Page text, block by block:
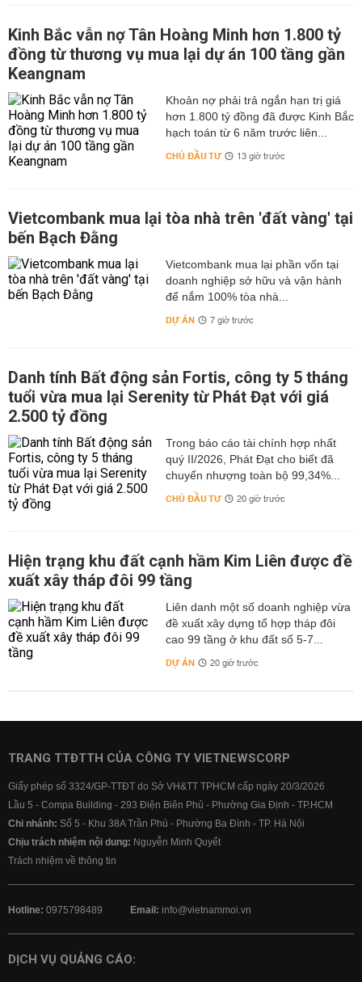
Kinh Bắc vẫn nợ Tân Hoàng Minh hơn 1.800 tỷ
đồng từ thương vụ mua lại dự án 100 tầng gần
Keangnam
hơn 1.800 tỷ đồng đã được Kinh Bắc
hạch toán từ 6 năm trước liên...
CHỦ ĐẦU TƯ 13 giờ trước
Vietcombank mua lại tòa nhà trên 'đất vàng' tại
bến Bạch Đằng
Vietcombank mua lại phần vốn tại
doanh nghiệp sở hữu và vận hành
để nắm 100% tòa nhà...
DỰ ÁN 7 giờ trước
Danh tính Bất động sản Fortis, công ty 5 tháng
tuổi vừa mua lại Serenity từ Phát Đạt với giá
2.500 tỷ đồng
Trong báo cáo tài chính hợp nhất
quý II/2026, Phát Đạt cho biết đã
chuyển nhượng toàn bộ 99,34%...
CHỦ ĐẦU TƯ 20 giờ trước
Hiện trạng khu đất cạnh hầm Kim Liên được đề
xuất xây tháp đôi 99 tầng
Liên danh một số doanh nghiệp vừa
đề xuất xây dựng tổ hợp tháp đôi
cao 99 tầng ở khu đất số 5-7...
DỰ ÁN 20 giờ trước
TRANG TTĐTTH CỦA CÔNG TY VIETNEWSCORP
Giấy phép số 3324/GP-TTĐT do Sở VH&TT TPHCM cấp ngày 20/3/2026
Lầu 5 - Compa Building - 293 Điện Biên Phủ - Phường Gia Định - TP.HCM
Chi nhánh: Số 5 - Khu 38A Trần Phú - Phường Ba Đình - TP. Hà Nội
Chịu trách nhiệm nội dung: Nguyễn Minh Quyết
Trách nhiệm về thông tin
Hotline: 0975798489 Email: info@vietnammoi.vn
DỊCH VỤ QUẢNG CÁO: